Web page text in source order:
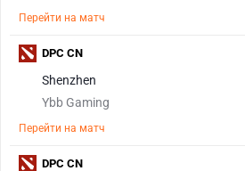
Перейти на матч
Shenzhen
Ybb Gaming
Перейти на матч
DPC CN
DPC CN